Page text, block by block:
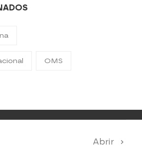
OMS
Abrir